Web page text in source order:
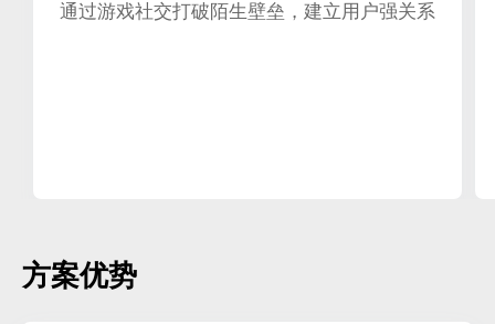
通过游戏社交打破陌生壁垒，建立用户强关系
方案优势